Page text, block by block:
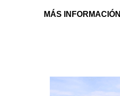
MÁS INFORMACIÓN